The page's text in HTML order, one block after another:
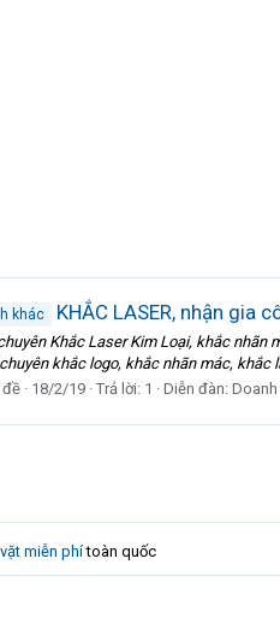
khác KHẮC LASER, nhận gia
Khắc Laser Kim Loại, khắc
khắc logo, khắc nhãn mác,
đề 18/2/19 Trả lời: 1 Diễn đàn:
miễn phítoàn quốc